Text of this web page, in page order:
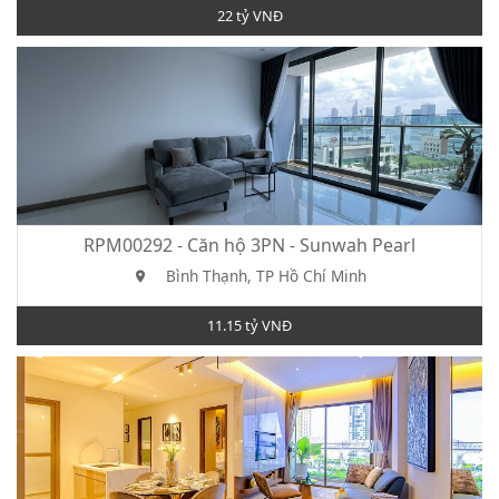
22 tỷ VNĐ
RPM00292 - Căn hộ 3PN - Sunwah Pearl
Bình Thạnh, TP Hồ Chí Minh
11.15 tỷ VNĐ